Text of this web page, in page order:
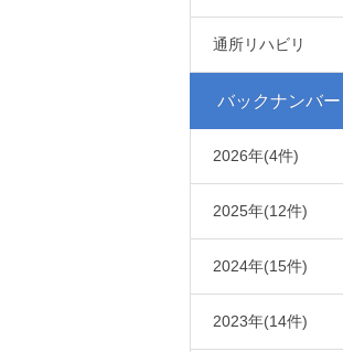
通所リハビリ
バックナンバー
2026年(4件)
2025年(12件)
2024年(15件)
2023年(14件)